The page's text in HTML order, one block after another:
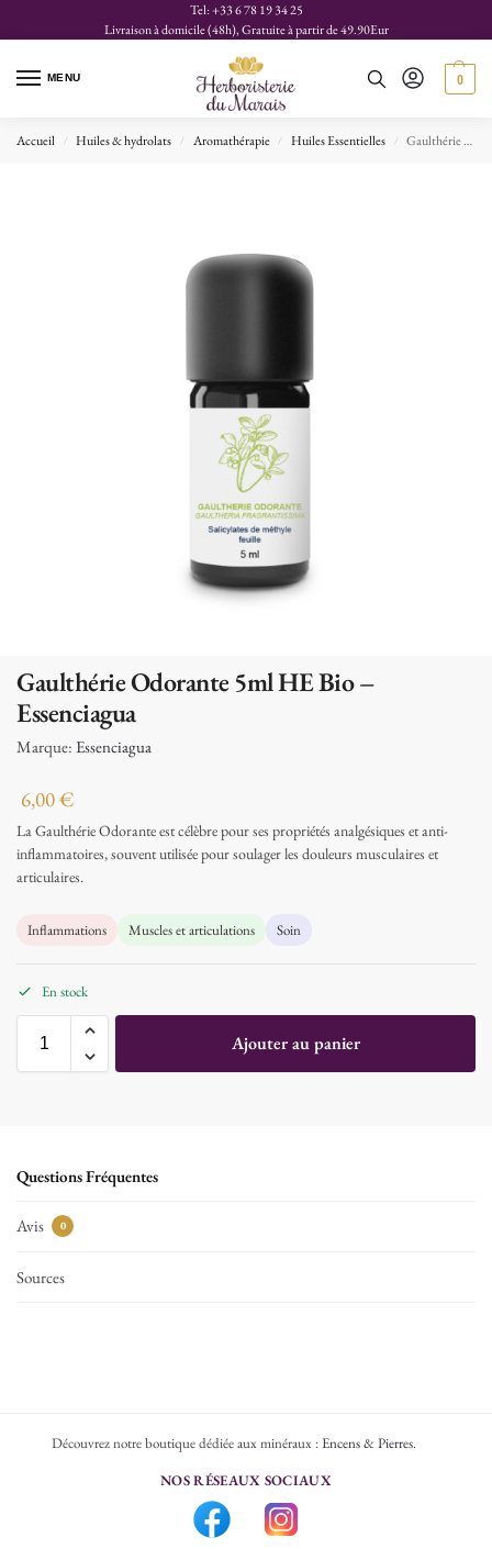
Tel: +33 6 78 19 34 25
Livraison à domicile (48h), Gratuite à partir de 49.90Eur
MENU 0
Accueil / Huiles & hydrolats / Aromathérapie / Huiles Essentielles / Gaulthérie Odorante 5ml HE Bio – Essenciagua
Gaulthérie Odorante 5ml HE Bio –
Essenciagua
Marque: Essenciagua
6,00€
La Gaulthérie Odorante est célèbre pour ses propriétés analgésiques et anti-
inflammatoires, souvent utilisée pour soulager les douleurs musculaires et
articulaires.
Inflammations Muscles et articulations Soin
En stock
Ajouter au panier
Questions Fréquentes
Avis 0
Sources
Découvrez notre boutique dédiée aux minéraux :Encens & Pierres.
NOS RÉSEAUX SOCIAUX